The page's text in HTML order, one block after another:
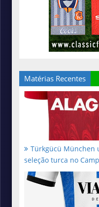
Matérias Recentes
Türkgücü München
seleção turca no